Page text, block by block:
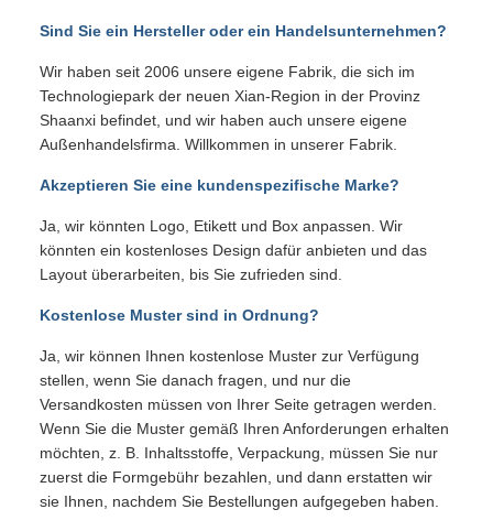
Sind Sie ein Hersteller oder ein Handelsunternehmen?
Wir haben seit 2006 unsere eigene Fabrik, die sich im
Technologiepark der neuen Xian-Region in der Provinz
Shaanxi befindet, und wir haben auch unsere eigene
Außenhandelsfirma. Willkommen in unserer Fabrik.
Akzeptieren Sie eine kundenspezifische Marke?
Ja, wir könnten Logo, Etikett und Box anpassen. Wir
könnten ein kostenloses Design dafür anbieten und das
Layout überarbeiten, bis Sie zufrieden sind.
Kostenlose Muster sind in Ordnung?
Ja, wir können Ihnen kostenlose Muster zur Verfügung
stellen, wenn Sie danach fragen, und nur die
Versandkosten müssen von Ihrer Seite getragen werden.
Wenn Sie die Muster gemäß Ihren Anforderungen erhalten
möchten, z. B. Inhaltsstoffe, Verpackung, müssen Sie nur
zuerst die Formgebühr bezahlen, und dann erstatten wir
sie Ihnen, nachdem Sie Bestellungen aufgegeben haben.